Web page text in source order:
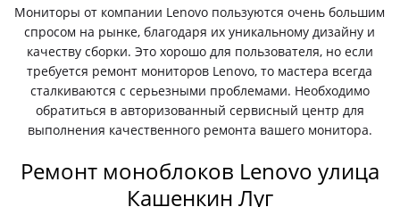
Мониторы от компании Lenovo пользуются очень большим
спросом на рынке, благодаря их уникальному дизайну и
качеству сборки. Это хорошо для пользователя, но если
требуется ремонт мониторов Lenovo, то мастера всегда
сталкиваются с серьезными проблемами. Необходимо
обратиться в авторизованный сервисный центр для
выполнения качественного ремонта вашего монитора.
Ремонт моноблоков Lenovo улица
Кашенкин Луг